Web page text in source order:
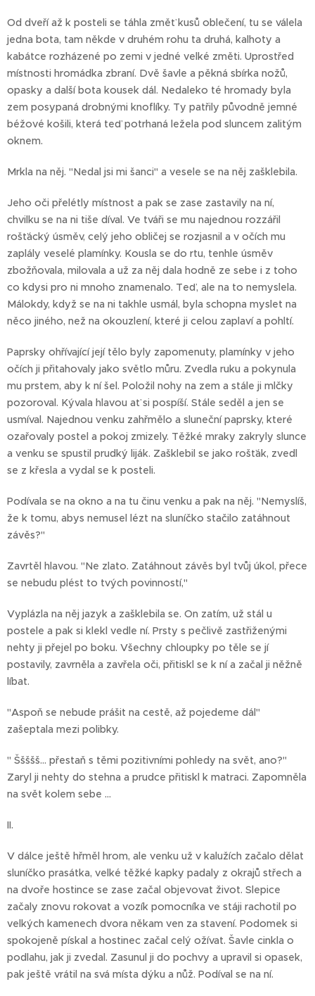
Od dveří až k posteli se táhla změť kusů oblečení, tu se válela
jedna bota, tam někde v druhém rohu ta druhá, kalhoty a
kabátce rozházené po zemi v jedné velké změti. Uprostřed
místnosti hromádka zbraní. Dvě šavle a pěkná sbírka nožů,
opasky a další bota kousek dál. Nedaleko té hromady byla
zem posypaná drobnými knoflíky. Ty patřily původně jemné
béžové košili, která teď potrhaná ležela pod sluncem zalitým
oknem.
Mrkla na něj. "Nedal jsi mi šanci" a vesele se na něj zašklebila.
Jeho oči přelétly místnost a pak se zase zastavily na ní,
chvilku se na ni tiše díval. Ve tváři se mu najednou rozzářil
rošťácký úsměv, celý jeho obličej se rozjasnil a v očích mu
zaplály veselé plamínky. Kousla se do rtu, tenhle úsměv
zbožňovala, milovala a už za něj dala hodně ze sebe i z toho
co kdysi pro ni mnoho znamenalo. Teď, ale na to nemyslela.
Málokdy, když se na ni takhle usmál, byla schopna myslet na
něco jiného, než na okouzlení, které ji celou zaplaví a pohltí.
Paprsky ohřívající její tělo byly zapomenuty, plamínky v jeho
očích ji přitahovaly jako světlo můru. Zvedla ruku a pokynula
mu prstem, aby k ní šel. Položil nohy na zem a stále ji mlčky
pozoroval. Kývala hlavou ať si pospíší. Stále seděl a jen se
usmíval. Najednou venku zahřmělo a sluneční paprsky, které
ozařovaly postel a pokoj zmizely. Těžké mraky zakryly slunce
a venku se spustil prudký liják. Zašklebil se jako rošťák, zvedl
se z křesla a vydal se k posteli.
Podívala se na okno a na tu činu venku a pak na něj. "Nemyslíš,
že k tomu, abys nemusel lézt na sluníčko stačilo zatáhnout
závěs?"
Zavrtěl hlavou. "Ne zlato. Zatáhnout závěs byl tvůj úkol, přece
se nebudu plést to tvých povinností,"
Vyplázla na něj jazyk a zašklebila se. On zatím, už stál u
postele a pak si klekl vedle ní. Prsty s pečlivě zastřiženými
nehty ji přejel po boku. Všechny chloupky po těle se jí
postavily, zavrněla a zavřela oči, přitiskl se k ní a začal ji něžně
líbat.
"Aspoň se nebude prášit na cestě, až pojedeme dál"
zašeptala mezi polibky.
" Ššššš... přestaň s těmi pozitivními pohledy na svět, ano?"
Zaryl ji nehty do stehna a prudce přitiskl k matraci. Zapomněla
na svět kolem sebe ...
II.
V dálce ještě hřměl hrom, ale venku už v kalužích začalo dělat
sluníčko prasátka, velké těžké kapky padaly z okrajů střech a
na dvoře hostince se zase začal objevovat život. Slepice
začaly znovu rokovat a vozík pomocníka ve stáji rachotil po
velkých kamenech dvora někam ven za stavení. Podomek si
spokojeně pískal a hostinec začal celý ožívat. Šavle cinkla o
podlahu, jak ji zvedal. Zasunul ji do pochvy a upravil si opasek,
pak ještě vrátil na svá místa dýku a nůž. Podíval se na ní.